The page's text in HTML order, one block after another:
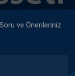
ve Önerileriniz